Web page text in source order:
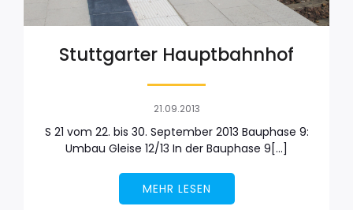
Stuttgarter Hauptbahnhof
21.09.2013
S 21 vom 22. bis 30. September 2013 Bauphase 9:
Umbau Gleise 12/13 In der Bauphase 9[…]
MEHR LESEN